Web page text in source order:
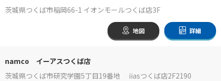
茨城県つくば市稲岡66-1 イオンモールつくば店3F
地図 詳細
namco イーアスつくば店
茨城県つくば市研究学園5丁目19番地 iiasつくば店2F2190